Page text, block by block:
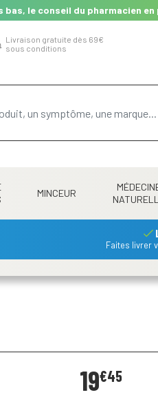
le conseil du pharmacien en
Livraison gratuite dès 69€
sous conditions
MINCEUR
Faites livrer
19€45